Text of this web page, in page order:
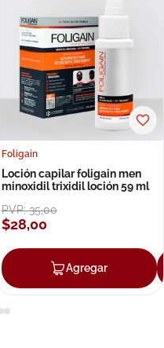
Agregar
Foligain
Loción capilar foligain men
minoxidil trixidil loción 59 ml
PVP:35,00
$28,00
Agregar